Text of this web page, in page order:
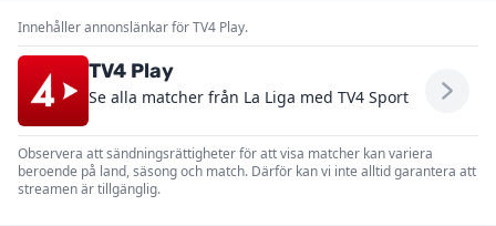
Innehåller annonslänkar för TV4 Play.
TV4 Play
Se alla matcher från La Liga med TV4 Sport
Observera att sändningsrättigheter för att visa matcher kan variera
beroende på land, säsong och match. Därför kan vi inte alltid garantera att
streamen är tillgänglig.